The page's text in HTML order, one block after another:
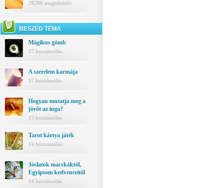
28286 megtekintés
BESZÉD TÉMA
Mágikus gömb
37 hozzászólás
A szerelem karmája
17 hozzászólás
Hogyan mutatja meg a
jövőt az inga?
15 hozzászólás
Tarot kártya játék
14 hozzászólás
Jóslatok macskáktól,
Egyiptom kedvenceitől
14 hozzászólás